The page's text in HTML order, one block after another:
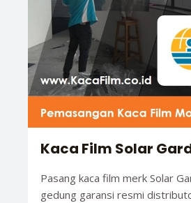
Kaca Film Solar
Pasang kaca film merk Solar
gedung garansi resmi